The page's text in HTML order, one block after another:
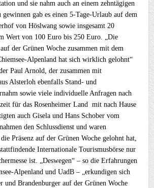
und sie nahm auch an einem zehntägigen
gab es einen 5-Tage-Urlaub auf dem
von Höslwang sowie insgesamt 20
Wert von 100 Euro bis 250 Euro. „Die
der Grünen Woche zusammen mit dem
Alpenland hat sich wirklich gelohnt“
Paul Arnold, der zusammen mit
Alsterloh ebenfalls Stand- und
sowie viele individuelle Anfragen nach
für das Rosenheimer Land mit nach Hause
auch Gisela und Hans Schober vom
den Schlussdienst und waren
Präsenz auf der Grünen Woche gelohnt hat,
Internationale Tourismusbörse nur
ist. „Deswegen“ – so die Erfahrungen
Alpenland und UadB – „erkundigen sich
und Brandenburger auf der Grünen Woche